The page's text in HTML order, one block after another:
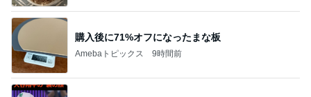
ガザル
購入後に71%オフになったまな板
Amebaトピックス 9時間前